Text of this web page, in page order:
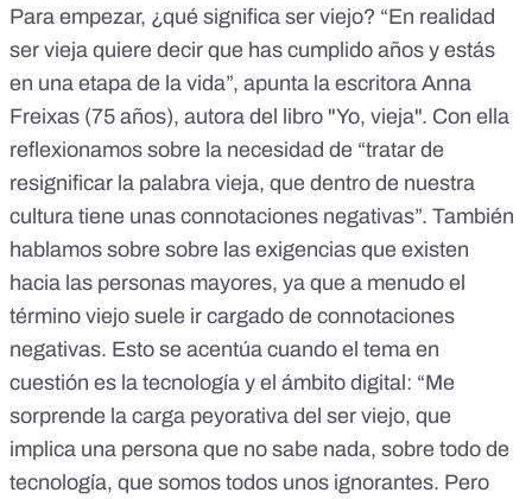
Para empezar, ¿qué significa ser viejo? “En realidad
ser vieja quiere decir que has cumplido años y estás
en una etapa de la vida”, apunta la escritora Anna
Freixas (75 años), autora del libro "Yo, vieja". Con ella
reflexionamos sobre la necesidad de “tratar de
resignificar la palabra vieja, que dentro de nuestra
cultura tiene unas connotaciones negativas”. También
hablamos sobre sobre las exigencias que existen
hacia las personas mayores, ya que a menudo el
término viejo suele ir cargado de connotaciones
negativas. Esto se acentúa cuando el tema en
cuestión es la tecnología y el ámbito digital: “Me
sorprende la carga peyorativa del ser viejo, que
implica una persona que no sabe nada, sobre todo de
tecnología, que somos todos unos ignorantes. Pero